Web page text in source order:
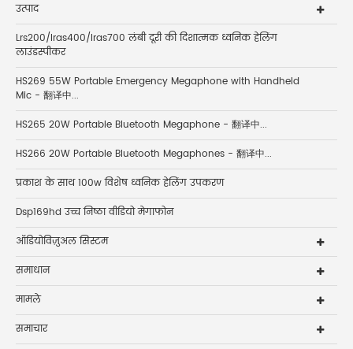
उत्पाद
Lrs200/lras400/lras700 लंबी दूरी की दिशात्मक ध्वनिक हेलिंग
लाउंडस्पीकर
HS269 55W Portable Emergency Megaphone with Handheld
Mic - 翻译中...
HS265 20W Portable Bluetooth Megaphone - 翻译中...
HS266 20W Portable Bluetooth Megaphones - 翻译中...
प्रकाश के साथ 100w विशेष ध्वनिक हेलिंग उपकरण
Dsp169hd उच्च निष्ठा वीडियो मेगाफोन
ऑडियोविज़ुअल सिस्टम
समाधान
मामले
समाचार